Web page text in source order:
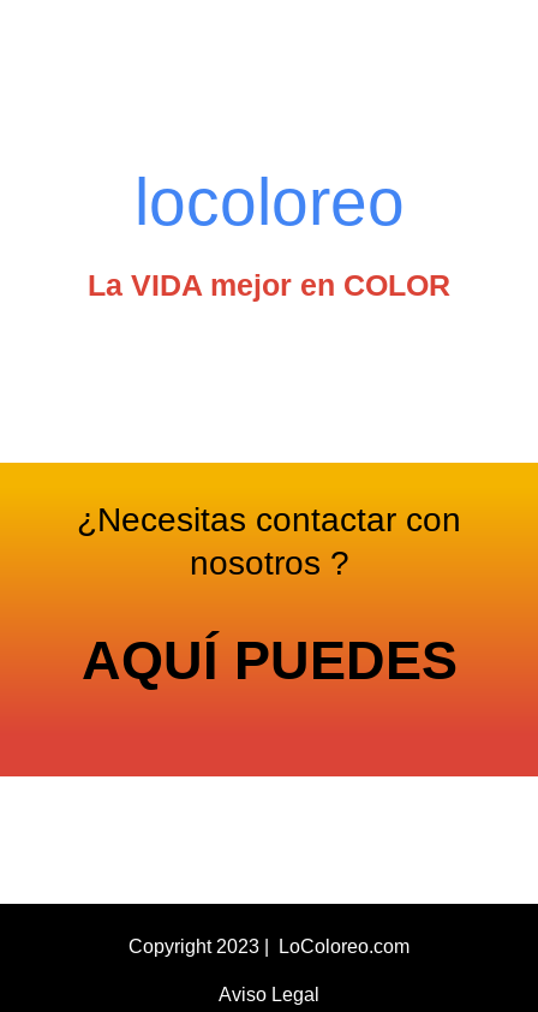
locoloreo
La VIDA mejor en COLOR
¿Necesitas contactar con
nosotros ?
AQUÍ PUEDES
Copyright 2023 | LoColoreo.com
Aviso Legal